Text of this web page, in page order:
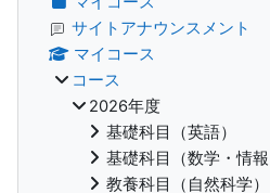
サイトアナウンスメント
マイコース
コース
2026年度
基礎科目（英語）
基礎科目（数学・情報
教養科目（自然科学）